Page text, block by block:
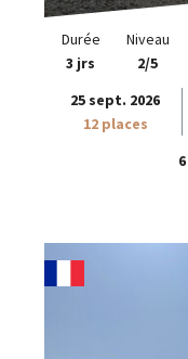
Durée
3 jrs
Niveau
2/5
25 sept. 2026
12 places
6